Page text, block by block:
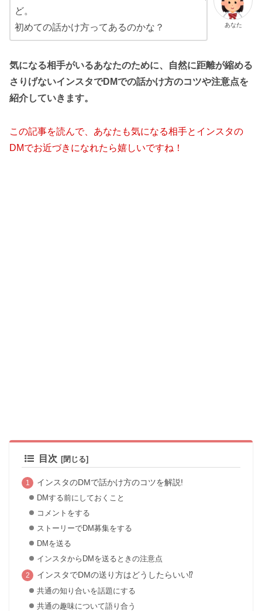
あなた
ど。
初めての話かけ方ってあるのかな？
気になる相手がいるあなたのために、自然に距離が縮める
さりげないインスタでDMでの話かけ方のコツや注意点を
紹介していき ます。
この記事を読んで、あなたも気になる相手とインスタの
DMでお近づきになれたら嬉しいですね！
目次
インスタのDMで話かけ方のコツを解説!
DMする前にしておくこと
コメントをする
ストーリーでDM募集をする
DMを送る
インスタからDMを送るときの注意点
インスタでDMの送り方はどうしたらいい⁉
共通の知り合いを話題にする
共通の趣味について語り合う